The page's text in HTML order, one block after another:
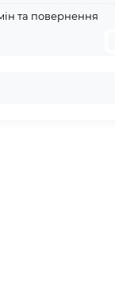
та повернення